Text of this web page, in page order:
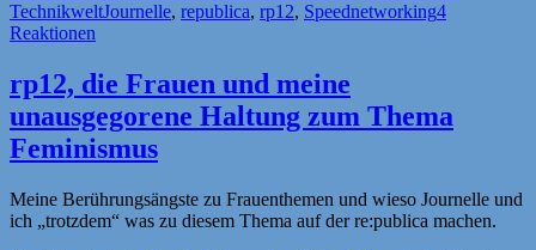
am
TechnikweltSchlagwörter
Journelle, republica, rp12, Speednetworking4
Reaktionen
rp12, die Frauen und meine
unausgegorene Haltung zum Thema
Feminismus
Meine Berührungsängste zu Frauenthemen und wieso Journelle und
ich „trotzdem“ was zu diesem Thema auf der re:publica machen.